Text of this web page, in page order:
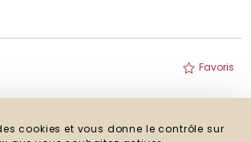
Favoris
cookies et vous donne le contrôle sur